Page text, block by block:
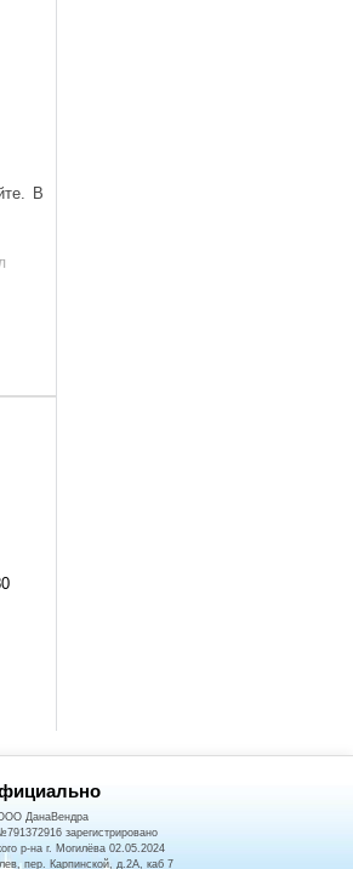
В
ДанаВендра
зарегистрировано
р-на г. Могилёва 02.05.2024
пер. Карпинской, д.2А, каб 7